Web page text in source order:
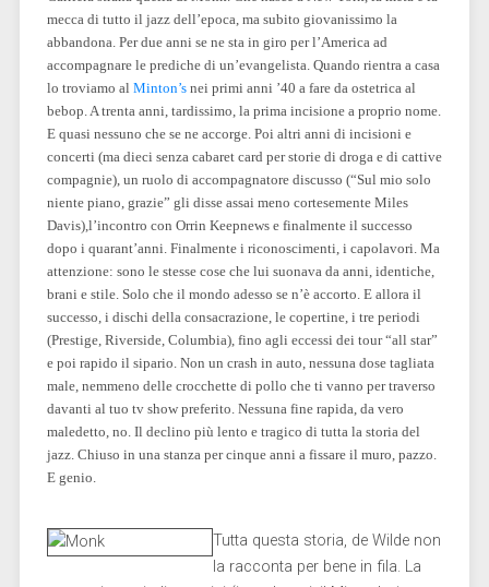
mecca di tutto il jazz dell’epoca, ma subito giovanissimo la
abbandona. Per due anni se ne sta in giro per l’America ad
accompagnare le prediche di un’evangelista. Quando rientra a casa
lo troviamo al Minton’snei primi anni ’40 a fare da ostetrica al
bebop. A trenta anni, tardissimo, la prima incisione a proprio nome.
E quasi nessuno che se ne accorge. Poi altri anni di incisioni e
concerti (ma dieci senza cabaret card per storie di droga e di cattive
compagnie), un ruolo di accompagnatore discusso (“Sul mio solo
niente piano, grazie” gli disse assai meno cortesemente Miles
Davis),l’incontro con Orrin Keepnews e finalmente il successo
dopo i quarant’anni. Finalmente i riconoscimenti, i capolavori. Ma
attenzione: sono le stesse cose che lui suonava da anni, identiche,
brani e stile. Solo che il mondo adesso se n’è accorto. E allora il
successo, i dischi della consacrazione, le copertine, i tre periodi
(Prestige, Riverside, Columbia), fino agli eccessi dei tour “all star”
e poi rapido il sipario. Non un crash in auto, nessuna dose tagliata
male, nemmeno delle crocchette di pollo che ti vanno per traverso
davanti al tuo tv show preferito. Nessuna fine rapida, da vero
maledetto, no. Il declino più lento e tragico di tutta la storia del
jazz. Chiuso in una stanza per cinque anni a fissare il muro, pazzo.
E genio.
Tutta questa storia, de Wilde non
la racconta per bene in fila. La